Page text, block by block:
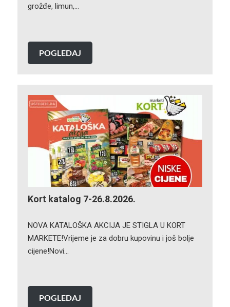
grožđe, limun,…
POGLEDAJ
Kort katalog 7-26.8.2026.
NOVA KATALOŠKA AKCIJA JE STIGLA U KORT
MARKETE!Vrijeme je za dobru kupovinu i još bolje
cijene!Novi…
POGLEDAJ